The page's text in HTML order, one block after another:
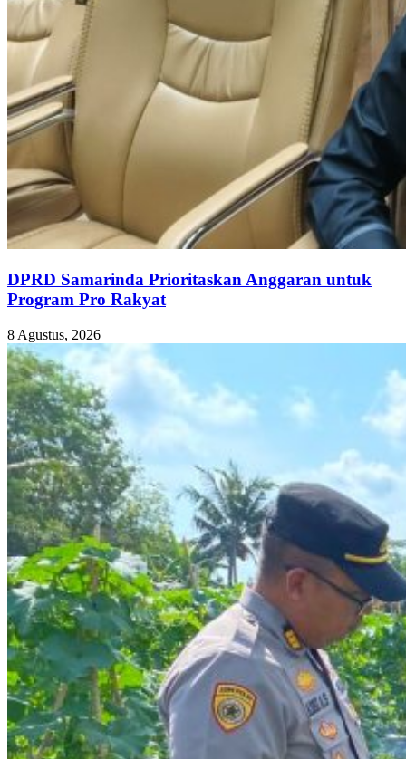
DPRD Samarinda Prioritaskan Anggaran untuk
Program Pro Rakyat
8 Agustus, 2026